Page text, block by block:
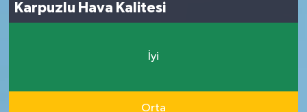
Karpuzlu Hava Kalitesi
İyi
Orta